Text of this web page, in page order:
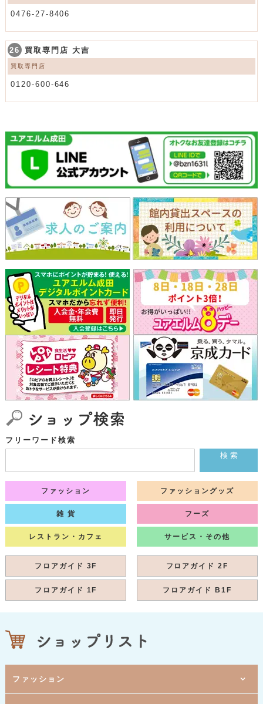
0476-27-8406
26 買取専門店 大吉
買取専門店
0120-600-646
フリーワード検索
検 索
ファッション ファッショングッズ
雑 貨 フーズ
レストラン・カフェ サービス・その他
フロアガイド 3F フロアガイド 2F
フロアガイド 1F フロアガイド B1F
ファッション